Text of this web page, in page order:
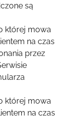
są
której mowa
na czas
przez
której mowa
na czas